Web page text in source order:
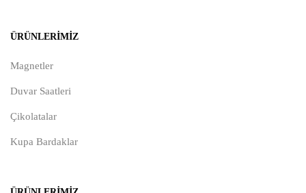
ÜRÜNLERIMIZ
Magnetler
Duvar Saatleri
Çikolatalar
Kupa Bardaklar